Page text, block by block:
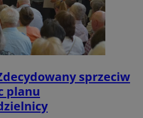
sprzeciw
planu